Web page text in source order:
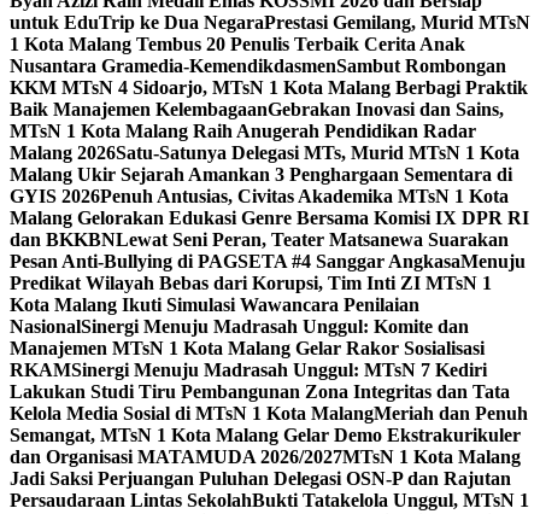
untuk EduTrip ke Dua NegaraPrestasi Gemilang, Murid MTsN
1 Kota Malang Tembus 20 Penulis Terbaik Cerita Anak
Nusantara Gramedia-KemendikdasmenSambut Rombongan
KKM MTsN 4 Sidoarjo, MTsN 1 Kota Malang Berbagi Praktik
Baik Manajemen KelembagaanGebrakan Inovasi dan Sains,
MTsN 1 Kota Malang Raih Anugerah Pendidikan Radar
Malang 2026Satu-Satunya Delegasi MTs, Murid MTsN 1 Kota
Malang Ukir Sejarah Amankan 3 Penghargaan Sementara di
GYIS 2026Penuh Antusias, Civitas Akademika MTsN 1 Kota
Malang Gelorakan Edukasi Genre Bersama Komisi IX DPR RI
dan BKKBNLewat Seni Peran, Teater Matsanewa Suarakan
Pesan Anti-Bullying di PAGSETA #4 Sanggar AngkasaMenuju
Predikat Wilayah Bebas dari Korupsi, Tim Inti ZI MTsN 1
Kota Malang Ikuti Simulasi Wawancara Penilaian
NasionalSinergi Menuju Madrasah Unggul: Komite dan
Manajemen MTsN 1 Kota Malang Gelar Rakor Sosialisasi
RKAMSinergi Menuju Madrasah Unggul: MTsN 7 Kediri
Lakukan Studi Tiru Pembangunan Zona Integritas dan Tata
Kelola Media Sosial di MTsN 1 Kota MalangMeriah dan Penuh
Semangat, MTsN 1 Kota Malang Gelar Demo Ekstrakurikuler
dan Organisasi MATAMUDA 2026/2027MTsN 1 Kota Malang
Jadi Saksi Perjuangan Puluhan Delegasi OSN-P dan Rajutan
Persaudaraan Lintas SekolahBukti Tatakelola Unggul, MTsN 1